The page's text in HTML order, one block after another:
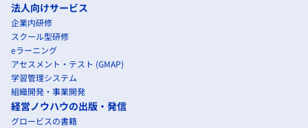
法人向けサービス
企業内研修
スクール型研修
eラーニング
アセスメント・テスト (GMAP)
学習管理システム
組織開発・事業開発
経営ノウハウの出版・発信
グロービスの書籍